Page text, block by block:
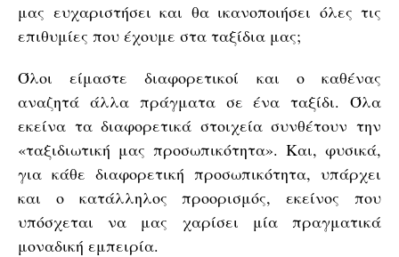
μας ευχαριστήσει και θα ικανοποιήσει όλες τις
επιθυμίες που έχουμε στα ταξίδια μας;
Όλοι είμαστε διαφορετικοί και ο καθένας
αναζητά άλλα πράγματα σε ένα ταξίδι. Όλα
εκείνα τα διαφορετικά στοιχεία συνθέτουν την
«ταξιδιωτική μας προσωπικότητα». Και, φυσικά,
για κάθε διαφορετική προσωπικότητα, υπάρχει
και ο κατάλληλος προορισμός, εκείνος που
υπόσχεται να μας χαρίσει μία πραγματικά
μοναδική εμπειρία.